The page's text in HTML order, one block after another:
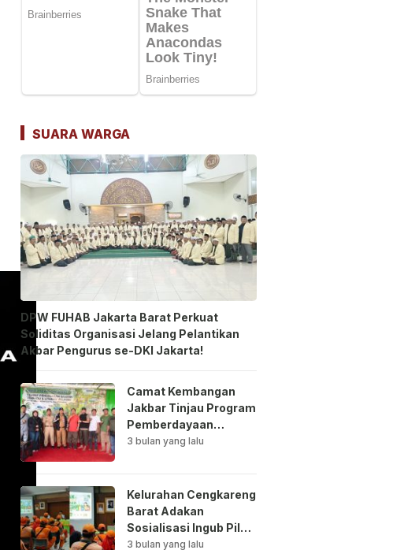
SUARA WARGA
DPW FUHAB Jakarta Barat Perkuat
Soliditas Organisasi Jelang Pelantikan
Akbar Pengurus se-DKI Jakarta!
Camat Kembangan
Jakbar Tinjau Program
Pemberdayaan
Lingkungan di Bale
3 bulan yang lalu
Kelurahan Cengkareng
Barat Adakan
Sosialisasi Ingub Pilah
Sampah Kepada PPSU
3 bulan yang lalu